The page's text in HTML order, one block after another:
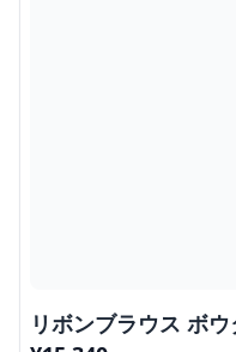
リボンブラウス ボ